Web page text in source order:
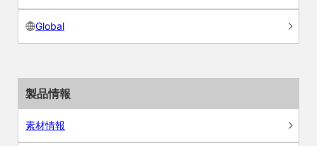
Global
製品情報
素材情報